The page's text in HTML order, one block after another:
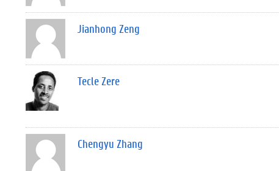
Jianhong Zeng
Tecle Zere
Chengyu Zhang